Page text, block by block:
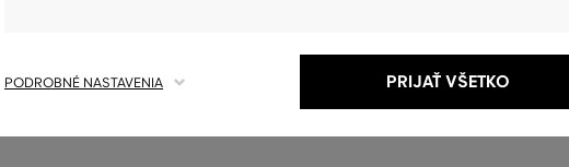
PODROBNÉ NASTAVENIA PRIJAŤ VŠETKO